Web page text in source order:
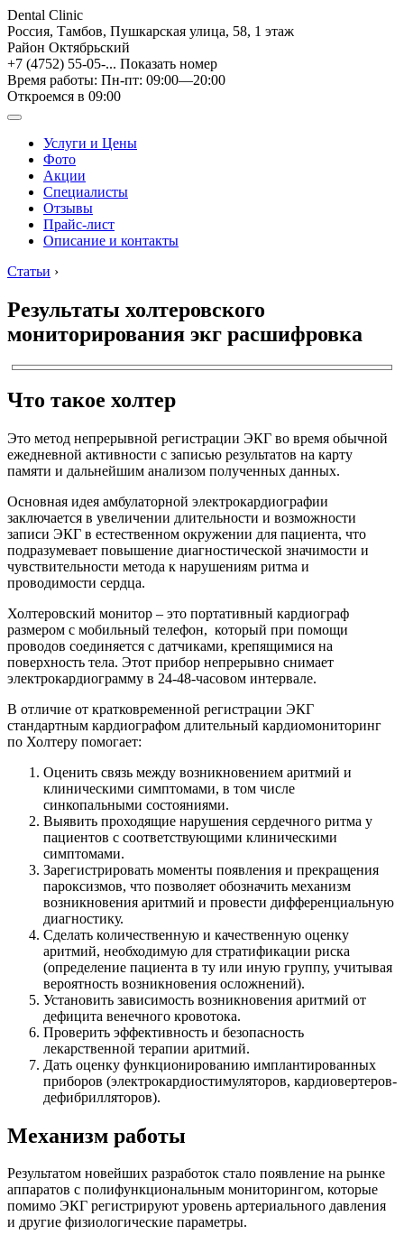
Dental Clinic
Россия, Тамбов, Пушкарская улица, 58, 1 этаж
Район Октябрьский
+7 (4752) 55-05-... Показать номер
Время работы: Пн-пт: 09:00—20:00
Откроемся в 09:00
Услуги и Цены
Фото
Акции
Специалисты
Отзывы
Прайс-лист
Описание и контакты
Статьи ›
Результаты холтеровского
мониторирования экг расшифровка
Что такое холтер
Это метод непрерывной регистрации ЭКГ во время обычной
ежедневной активности с записью результатов на карту
памяти и дальнейшим анализом полученных данных.
Основная идея амбулаторной электрокардиографии
заключается в увеличении длительности и возможности
записи ЭКГ в естественном окружении для пациента, что
подразумевает повышение диагностической значимости и
чувствительности метода к нарушениям ритма и
проводимости сердца.
Холтеровский монитор – это портативный кардиограф
размером с мобильный телефон, который при помощи
проводов соединяется с датчиками, крепящимися на
поверхность тела. Этот прибор непрерывно снимает
электрокардиограмму в 24-48-часовом интервале.
В отличие от кратковременной регистрации ЭКГ
стандартным кардиографом длительный кардиомониторинг
по Холтеру помогает:
Оценить связь между возникновением аритмий и
клиническими симптомами, в том числе
синкопальными состояниями.
Выявить проходящие нарушения сердечного ритма у
пациентов с соответствующими клиническими
симптомами.
Зарегистрировать моменты появления и прекращения
пароксизмов, что позволяет обозначить механизм
возникновения аритмий и провести дифференциальную
диагностику.
Сделать количественную и качественную оценку
аритмий, необходимую для стратификации риска
(определение пациента в ту или иную группу, учитывая
вероятность возникновения осложнений).
Установить зависимость возникновения аритмий от
дефицита венечного кровотока.
Проверить эффективность и безопасность
лекарственной терапии аритмий.
Дать оценку функционированию имплантированных
приборов (электрокардиостимуляторов, кардиовертеров-
дефибрилляторов).
Механизм работы
Результатом новейших разработок стало появление на рынке
аппаратов с полифункциональным мониторингом, которые
помимо ЭКГ регистрируют уровень артериального давления
и другие физиологические параметры.